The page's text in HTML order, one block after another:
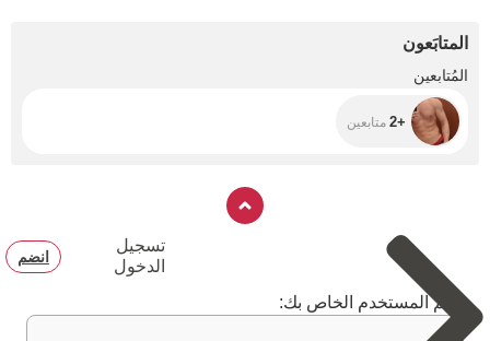
المتابَعون
المُتابعين
+2 متابعين
تسجيل
الدخول
انضم
اسم المستخدم الخاص بك: